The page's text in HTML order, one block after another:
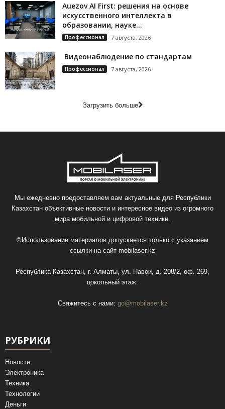
Auezov AI First: решения на основе
искусственного интеллекта в
образовании, науке...
Профессионал 7 августа, 2026
Видеонаблюдение по стандартам
Профессионал 7 августа, 2026
Загрузить больше
Мы ежедневно предоставляем вам актуальные для Республики
Казахстан объективные новости и интересное видео из огромного
мира мобильной и цифровой техники.
©Использование материалов допускается только с указанием
ссылки на сайт mobilaser.kz
Республика Казахстан, г. Алматы, ул. Навои, д. 208/2, оф. 269,
цокольный этаж.
Свяжитесь с нами: go@mobilaser.kz
РУБРИКИ
Новости
Электроника
Техника
Технологии
Деньги